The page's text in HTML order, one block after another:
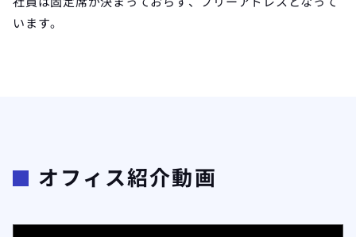
います。
オフィス紹介動画